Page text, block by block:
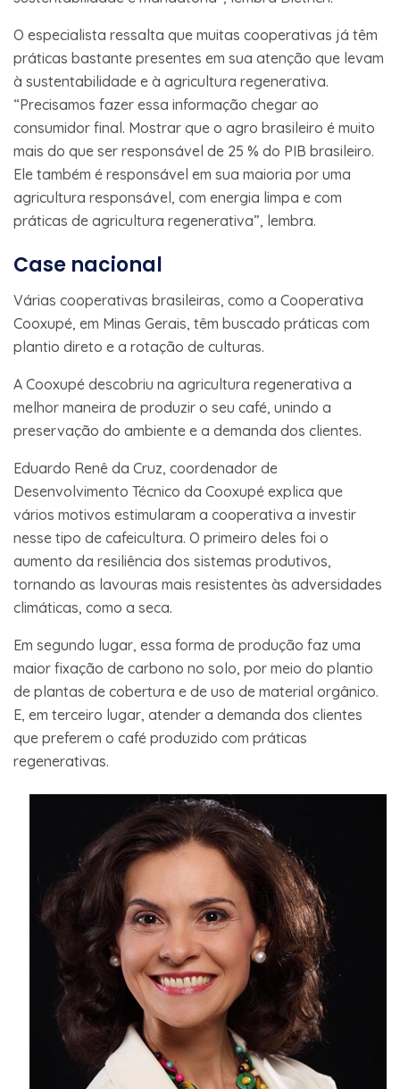
O especialista ressalta que muitas cooperativas já têm
práticas bastante presentes em sua atenção que levam
à sustentabilidade e à agricultura regenerativa.
“Precisamos fazer essa informação chegar ao
consumidor final. Mostrar que o agro brasileiro é muito
mais do que ser responsável de 25 % do PIB brasileiro.
Ele também é responsável em sua maioria por uma
agricultura responsável, com energia limpa e com
práticas de agricultura regenerativa”, lembra.
Case nacional
Várias cooperativas brasileiras, como a Cooperativa
Cooxupé, em Minas Gerais, têm buscado práticas com
plantio direto e a rotação de culturas.
A Cooxupé descobriu na agricultura regenerativa a
melhor maneira de produzir o seu café, unindo a
preservação do ambiente e a demanda dos clientes.
Eduardo Renê da Cruz, coordenador de
Desenvolvimento Técnico da Cooxupé explica que
vários motivos estimularam a cooperativa a investir
nesse tipo de cafeicultura. O primeiro deles foi o
aumento da resiliência dos sistemas produtivos,
tornando as lavouras mais resistentes às adversidades
climáticas, como a seca.
Em segundo lugar, essa forma de produção faz uma
maior fixação de carbono no solo, por meio do plantio
de plantas de cobertura e de uso de material orgânico.
E, em terceiro lugar, atender a demanda dos clientes
que preferem o café produzido com práticas
regenerativas.